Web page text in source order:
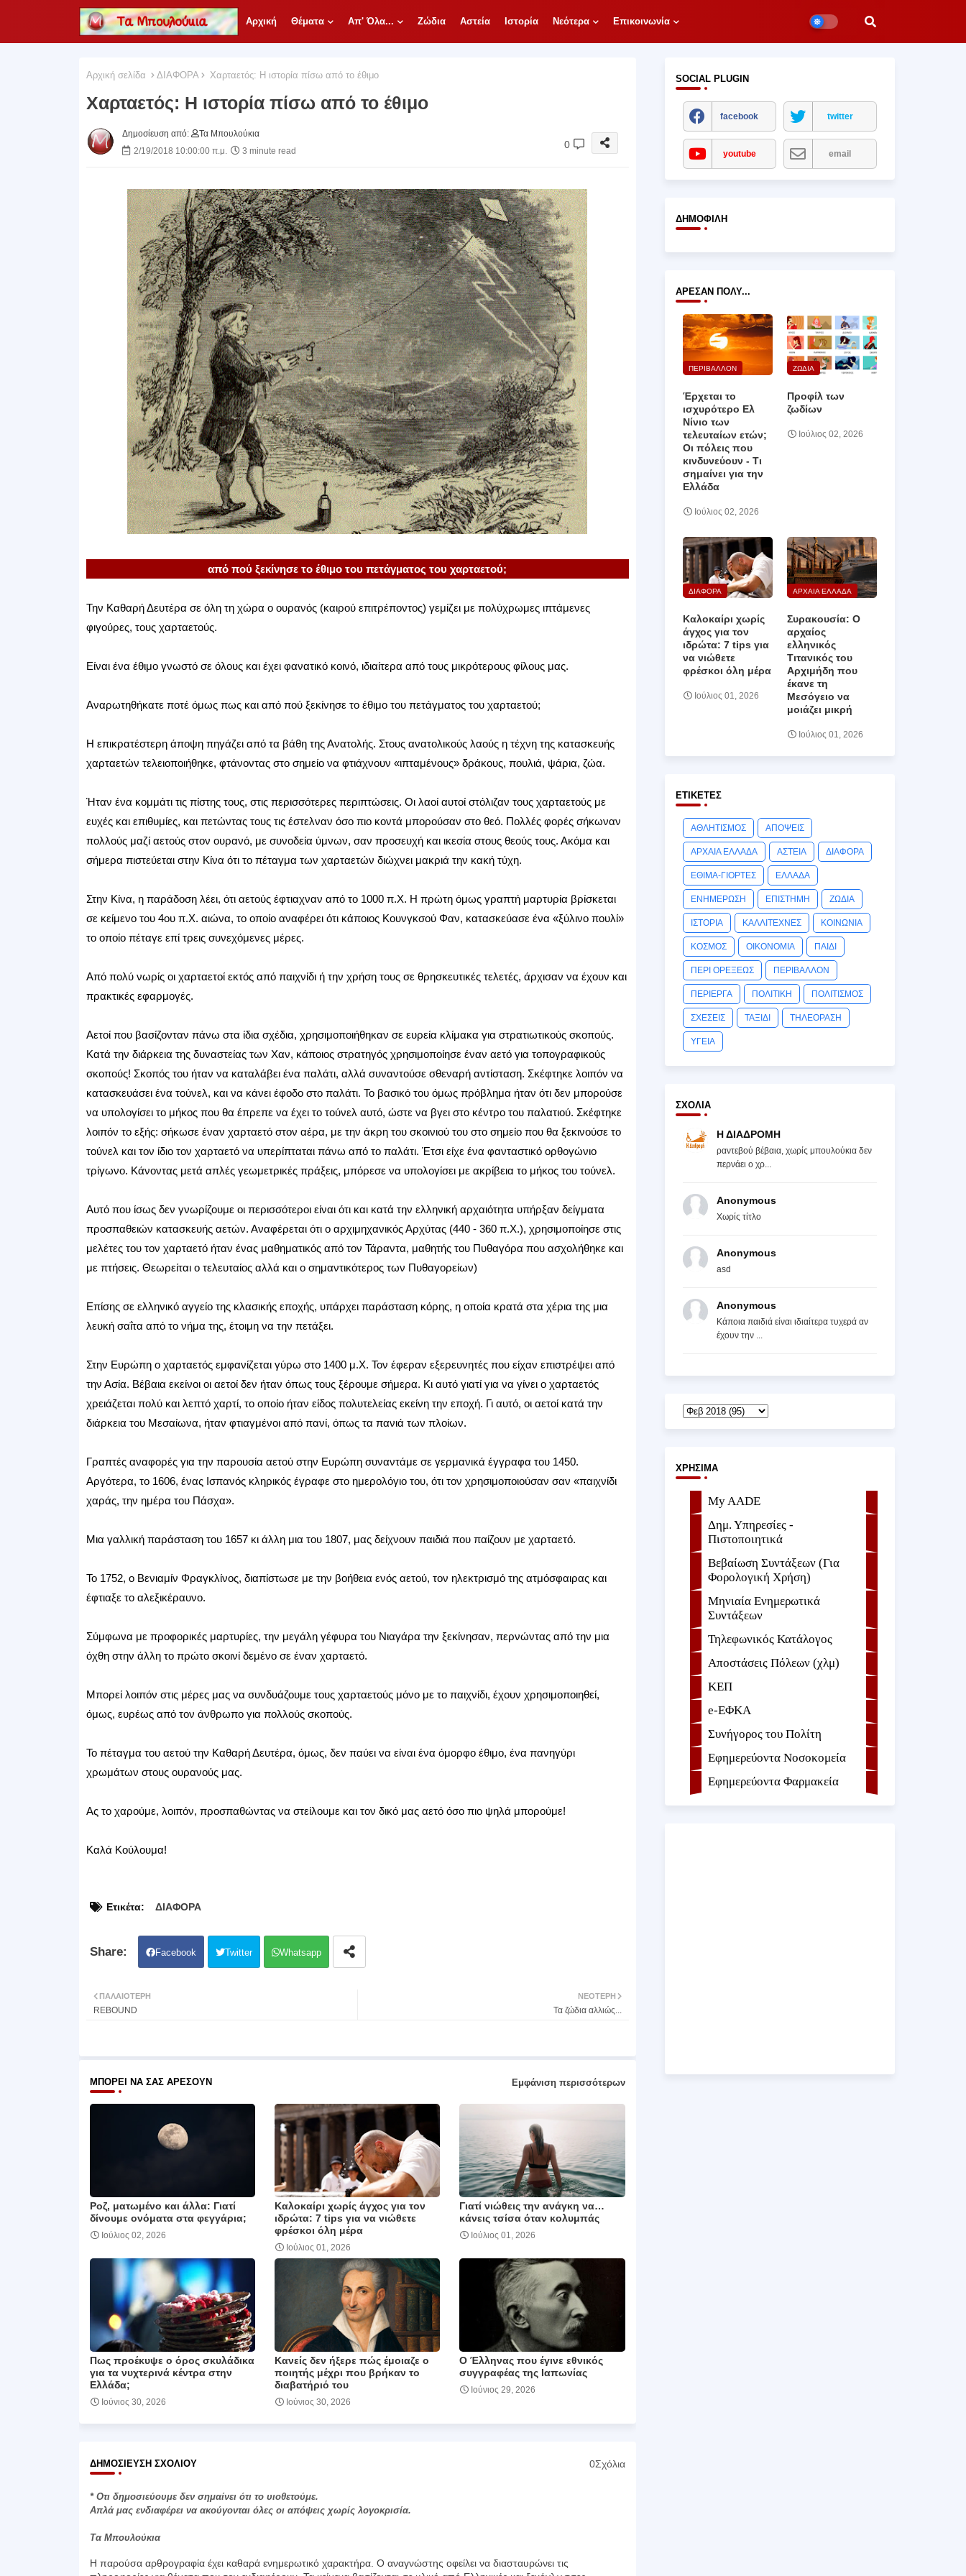
Αρχική Θέματα Απ' Όλα... Ζώδια Αστεία Ιστορία Νεότερα Επικοινωνία
Αρχική σελίδα ΔΙΑΦΟΡΑ Χαρταετός: Η ιστορία πίσω από το έθιμο
Χαρταετός: Η ιστορία πίσω από το έθιμο
Δημοσίευση από:
Τα Μπουλούκια
2/19/2018 10:00:00 π.μ.
3 minute read
0
από πού ξεκίνησε το έθιμο του πετάγματος του χαρταετού;
Την Καθαρή Δευτέρα σε όλη τη χώρα ο ουρανός (καιρού επιτρέποντος) γεμίζει με πολύχρωμες ιπτάμενες
φιγούρες, τους χαρταετούς.
Είναι ένα έθιμο γνωστό σε όλους και έχει φανατικό κοινό, ιδιαίτερα από τους μικρότερους φίλους μας.
Αναρωτηθήκατε ποτέ όμως πως και από πού ξεκίνησε το έθιμο του πετάγματος του χαρταετού;
Η επικρατέστερη άποψη πηγάζει από τα βάθη της Ανατολής. Στους ανατολικούς λαούς η τέχνη της κατασκευής
χαρταετών τελειοποιήθηκε, φτάνοντας στο σημείο να φτιάχνουν «ιπταμένους» δράκους, πουλιά, ψάρια, ζώα.
Ήταν ένα κομμάτι τις πίστης τους, στις περισσότερες περιπτώσεις. Οι λαοί αυτοί στόλιζαν τους χαρταετούς με
ευχές και επιθυμίες, και πετώντας τους τις έστελναν όσο πιο κοντά μπορούσαν στο θεό. Πολλές φορές σήκωναν
πολλούς μαζί αετούς στον ουρανό, με συνοδεία ύμνων, σαν προσευχή και ικεσία στους θεούς τους. Ακόμα και
σήμερα πιστεύεται στην Κίνα ότι το πέταγμα των χαρταετών διώχνει μακριά την κακή τύχη.
Στην Κίνα, η παράδοση λέει, ότι αετούς έφτιαχναν από το 1000 π.Χ. Η πρώτη όμως γραπτή μαρτυρία βρίσκεται
σε κείμενο του 4ου π.Χ. αιώνα, το οποίο αναφέρει ότι κάποιος Κουνγκσού Φαν, κατασκεύασε ένα «ξύλινο πουλί»
το οποίο πέταγε επί τρεις συνεχόμενες μέρες.
Από πολύ νωρίς οι χαρταετοί εκτός από παιχνίδι ή την χρήση τους σε θρησκευτικές τελετές, άρχισαν να έχουν και
πρακτικές εφαρμογές.
Αετοί που βασίζονταν πάνω στα ίδια σχέδια, χρησιμοποιήθηκαν σε ευρεία κλίμακα για στρατιωτικούς σκοπούς.
Κατά την διάρκεια της δυναστείας των Χαν, κάποιος στρατηγός χρησιμοποίησε έναν αετό για τοπογραφικούς
σκοπούς! Σκοπός του ήταν να καταλάβει ένα παλάτι, αλλά συναντούσε σθεναρή αντίσταση. Σκέφτηκε λοιπόν να
κατασκευάσει ένα τούνελ, και να κάνει έφοδο στο παλάτι. Το βασικό του όμως πρόβλημα ήταν ότι δεν μπορούσε
να υπολογίσει το μήκος που θα έπρεπε να έχει το τούνελ αυτό, ώστε να βγει στο κέντρο του παλατιού. Σκέφτηκε
λοιπόν το εξής: σήκωσε έναν χαρταετό στον αέρα, με την άκρη του σκοινιού του στο σημείο που θα ξεκινούσε το
τούνελ και τον ίδιο τον χαρταετό να υπερίπταται πάνω από το παλάτι. Έτσι είχε ένα φανταστικό ορθογώνιο
τρίγωνο. Κάνοντας μετά απλές γεωμετρικές πράξεις, μπόρεσε να υπολογίσει με ακρίβεια το μήκος του τούνελ.
Αυτό που ίσως δεν γνωρίζουμε οι περισσότεροι είναι ότι και κατά την ελληνική αρχαιότητα υπήρξαν δείγματα
προσπαθειών κατασκευής αετών. Αναφέρεται ότι ο αρχιμηχανικός Αρχύτας (440 - 360 π.Χ.), χρησιμοποίησε στις
μελέτες του τον χαρταετό ήταν ένας μαθηματικός από τον Τάραντα, μαθητής του Πυθαγόρα που ασχολήθηκε και
με πτήσεις. Θεωρείται ο τελευταίος αλλά και ο σημαντικότερος των Πυθαγορείων)
Επίσης σε ελληνικό αγγείο της κλασικής εποχής, υπάρχει παράσταση κόρης, η οποία κρατά στα χέρια της μια
λευκή σαΐτα από το νήμα της, έτοιμη να την πετάξει.
Στην Ευρώπη ο χαρταετός εμφανίζεται γύρω στο 1400 μ.Χ. Τον έφεραν εξερευνητές που είχαν επιστρέψει από
την Ασία. Βέβαια εκείνοι οι αετοί δεν ήταν όπως τους ξέρουμε σήμερα. Κι αυτό γιατί για να γίνει ο χαρταετός
χρειάζεται πολύ και λεπτό χαρτί, το οποίο ήταν είδος πολυτελείας εκείνη την εποχή. Γι αυτό, οι αετοί κατά την
διάρκεια του Μεσαίωνα, ήταν φτιαγμένοι από πανί, όπως τα πανιά των πλοίων.
Γραπτές αναφορές για την παρουσία αετού στην Ευρώπη συναντάμε σε γερμανικά έγγραφα του 1450.
Αργότερα, το 1606, ένας Ισπανός κληρικός έγραφε στο ημερολόγιο του, ότι τον χρησιμοποιούσαν σαν «παιχνίδι
χαράς, την ημέρα του Πάσχα».
Μια γαλλική παράσταση του 1657 κι άλλη μια του 1807, μας δείχνουν παιδιά που παίζουν με χαρταετό.
Το 1752, ο Βενιαμίν Φραγκλίνος, διαπίστωσε με την βοήθεια ενός αετού, τον ηλεκτρισμό της ατμόσφαιρας και
έφτιαξε το αλεξικέραυνο.
Σύμφωνα με προφορικές μαρτυρίες, την μεγάλη γέφυρα του Νιαγάρα την ξεκίνησαν, περνώντας από την μια
όχθη στην άλλη το πρώτο σκοινί δεμένο σε έναν χαρταετό.
Μπορεί λοιπόν στις μέρες μας να συνδυάζουμε τους χαρταετούς μόνο με το παιχνίδι, έχουν χρησιμοποιηθεί,
όμως, ευρέως από τον άνθρωπο για πολλούς σκοπούς.
Το πέταγμα του αετού την Καθαρή Δευτέρα, όμως, δεν παύει να είναι ένα όμορφο έθιμο, ένα πανηγύρι
χρωμάτων στους ουρανούς μας.
Ας το χαρούμε, λοιπόν, προσπαθώντας να στείλουμε και τον δικό μας αετό όσο πιο ψηλά μπορούμε!
Καλά Κούλουμα!
Ετικέτα: ΔΙΑΦΟΡΑ
Facebook Twitter Whatsapp
ΝΕΌΤΕΡΗ
Τα ζώδια αλλιώς...
ΠΑΛΑΙΌΤΕΡΗ
REBOUND
ΜΠΟΡΕΊ ΝΑ ΣΑΣ ΑΡΈΣΟΥΝ Εμφάνιση περισσότερων
Ροζ, ματωμένο και άλλα: Γιατί
δίνουμε ονόματα στα φεγγάρια;
Ιούλιος 02, 2026
Καλοκαίρι χωρίς άγχος για τον
ιδρώτα: 7 tips για να νιώθετε
φρέσκοι όλη μέρα
Ιούλιος 01, 2026
Γιατί νιώθεις την ανάγκη να…
κάνεις τσίσα όταν κολυμπάς
Ιούλιος 01, 2026
Πως προέκυψε ο όρος σκυλάδικα
για τα νυχτερινά κέντρα στην
Ελλάδα;
Ιούνιος 30, 2026
Κανείς δεν ήξερε πώς έμοιαζε ο
ποιητής μέχρι που βρήκαν το
διαβατήριό του
Ιούνιος 30, 2026
Ο Έλληνας που έγινε εθνικός
συγγραφέας της Ιαπωνίας
Ιούνιος 29, 2026
ΔΗΜΟΣΊΕΥΣΗ ΣΧΟΛΊΟΥ 0Σχόλια
* Οτι δημοσιεύουμε δεν σημαίνει ότι το υιοθετούμε.
Απλά μας ενδιαφέρει να ακούγονται όλες οι απόψεις χωρίς λογοκρισία.
Τα Μπουλούκια
Η παρούσα αρθρογραφία έχει καθαρά ενημερωτικό χαρακτήρα. Ο αναγνώστης οφείλει να διασταυρώνει τις
SOCIAL PLUGIN
facebook twitter
youtube email
ΔΗΜΟΦΙΛΉ
ΆΡΕΣΑΝ ΠΟΛΎ...
ΠΕΡΙΒΑΛΛΟΝ
Έρχεται το
ισχυρότερο Ελ
Νίνιο των
τελευταίων ετών;
Οι πόλεις που
κινδυνεύουν ‑ Τι
σημαίνει για την
Ελλάδα
Ιούλιος 02, 2026
ΖΩΔΙΑ
Προφίλ των
ζωδίων
Ιούλιος 02, 2026
ΔΙΑΦΟΡΑ
Καλοκαίρι χωρίς
άγχος για τον
ιδρώτα: 7 tips για
να νιώθετε
φρέσκοι όλη μέρα
Ιούλιος 01, 2026
ΑΡΧΑΙΑ ΕΛΛΑΔΑ
Συρακουσία: Ο
αρχαίος
ελληνικός
Τιτανικός του
Αρχιμήδη που
έκανε τη
Μεσόγειο να
μοιάζει μικρή
Ιούλιος 01, 2026
ΕΤΙΚΈΤΕΣ
ΑΘΛΗΤΙΣΜΟΣ ΑΠΟΨΕΙΣ
ΑΡΧΑΙΑ ΕΛΛΑΔΑ ΑΣΤΕΙΑ ΔΙΑΦΟΡΑ
ΕΘΙΜΑ-ΓΙΟΡΤΕΣ ΕΛΛΑΔΑ
ΕΝΗΜΕΡΩΣΗ ΕΠΙΣΤΗΜΗ ΖΩΔΙΑ
ΙΣΤΟΡΙΑ ΚΑΛΛΙΤΕΧΝΕΣ ΚΟΙΝΩΝΙΑ
ΚΟΣΜΟΣ ΟΙΚΟΝΟΜΙΑ ΠΑΙΔΙ
ΠΕΡΙ ΟΡΕΞΕΩΣ ΠΕΡΙΒΑΛΛΟΝ
ΠΕΡΙΕΡΓΑ ΠΟΛΙΤΙΚΗ ΠΟΛΙΤΙΣΜΟΣ
ΣΧΕΣΕΙΣ ΤΑΞΙΔΙ ΤΗΛΕΟΡΑΣΗ
ΥΓΕΙΑ
ΣΧΌΛΙΑ
Η ΔΙΑΔΡΟΜΗ
ραντεβού βέβαια, χωρίς μπουλούκια δεν
περνάει ο χρ...
Anonymous
Χωρίς τίτλο
Anonymous
asd
Anonymous
Κάποια παιδιά είναι ιδιαίτερα τυχερά αν
έχουν την ...
ΧΡΉΣΙΜΑ
My AADE
Δημ. Υπηρεσίες -
Πιστοποιητικά
Βεβαίωση Συντάξεων (Για
Φορολογική Χρήση)
Μηνιαία Ενημερωτικά
Συντάξεων
Τηλεφωνικός Κατάλογος
Αποστάσεις Πόλεων (χλμ)
ΚΕΠ
e-ΕΦKA
Συνήγορος του Πολίτη
Εφημερεύοντα Νοσοκομεία
Εφημερεύοντα Φαρμακεία